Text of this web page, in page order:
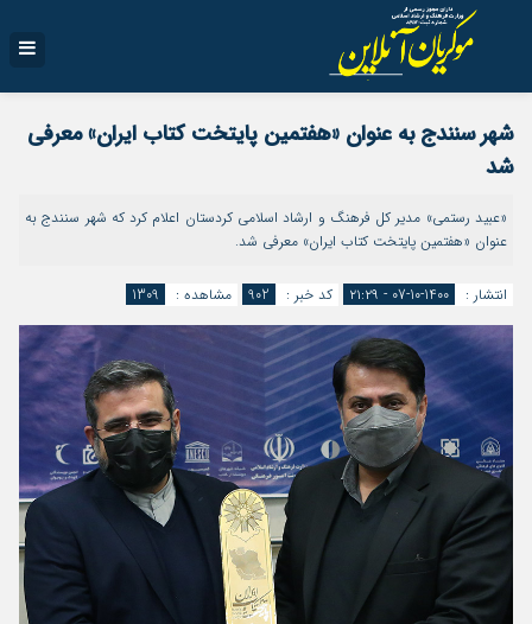
شهر سنندج به عنوان «هفتمین پایتخت کتاب ایران» معرفی
شد
«عبید رستمی» مدیر کل فرهنگ و ارشاد اسلامی کردستان اعلام کرد که شهر سنندج به
عنوان «هفتمین پایتخت کتاب ایران» معرفی شد.
انتشار : 1400-10-07 - ۲۱:۲۹ کد خبر : 902 مشاهده : 1309